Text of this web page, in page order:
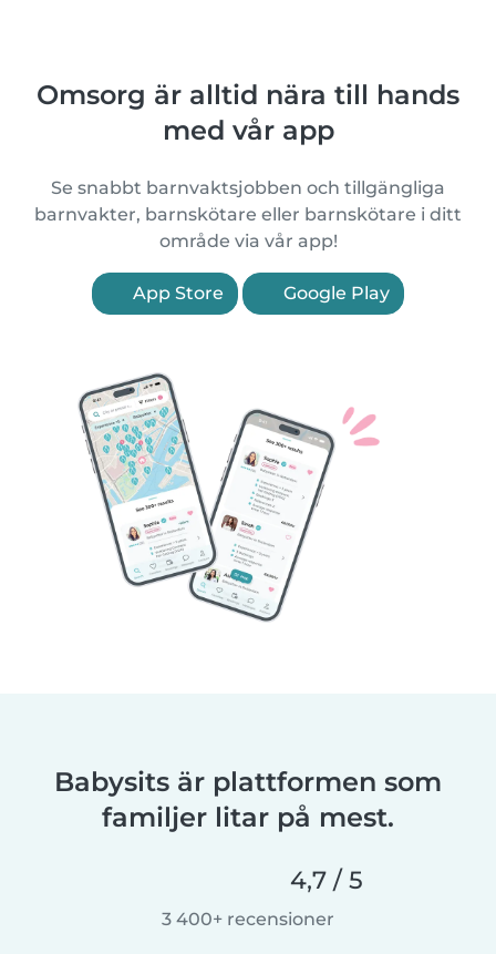
Omsorg är alltid nära till hands
med vår app
Se snabbt barnvaktsjobben och tillgängliga
barnvakter, barnskötare eller barnskötare i ditt
område via vår app!
App Store Google Play
Babysits är plattformen som
familjer litar på mest.
4,7 / 5
3 400+ recensioner